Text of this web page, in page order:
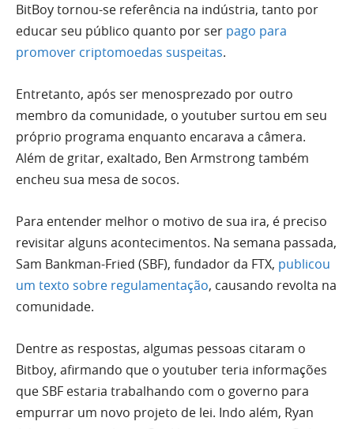
BitBoy tornou-se referência na indústria, tanto por
educar seu público quanto por ser pago para
promover criptomoedas suspeitas.
Entretanto, após ser menosprezado por outro
membro da comunidade, o youtuber surtou em seu
próprio programa enquanto encarava a câmera.
Além de gritar, exaltado, Ben Armstrong também
encheu sua mesa de socos.
Para entender melhor o motivo de sua ira, é preciso
revisitar alguns acontecimentos. Na semana passada,
Sam Bankman-Fried (SBF), fundador da FTX, publicou
um texto sobre regulamentação, causando revolta na
comunidade.
Dentre as respostas, algumas pessoas citaram o
Bitboy, afirmando que o youtuber teria informações
que SBF estaria trabalhando com o governo para
empurrar um novo projeto de lei. Indo além, Ryan